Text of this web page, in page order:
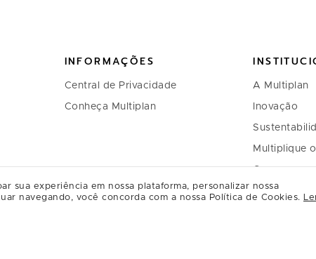
INFORMAÇÕES
Central de Privacidade
Conheça Multiplan
A Multiplan
Inovação
Multiplique
Governança
Relação
sua experiência em nossa plataforma, personalizar nossa
navegando, você concorda com a nossa Política de Cookies.